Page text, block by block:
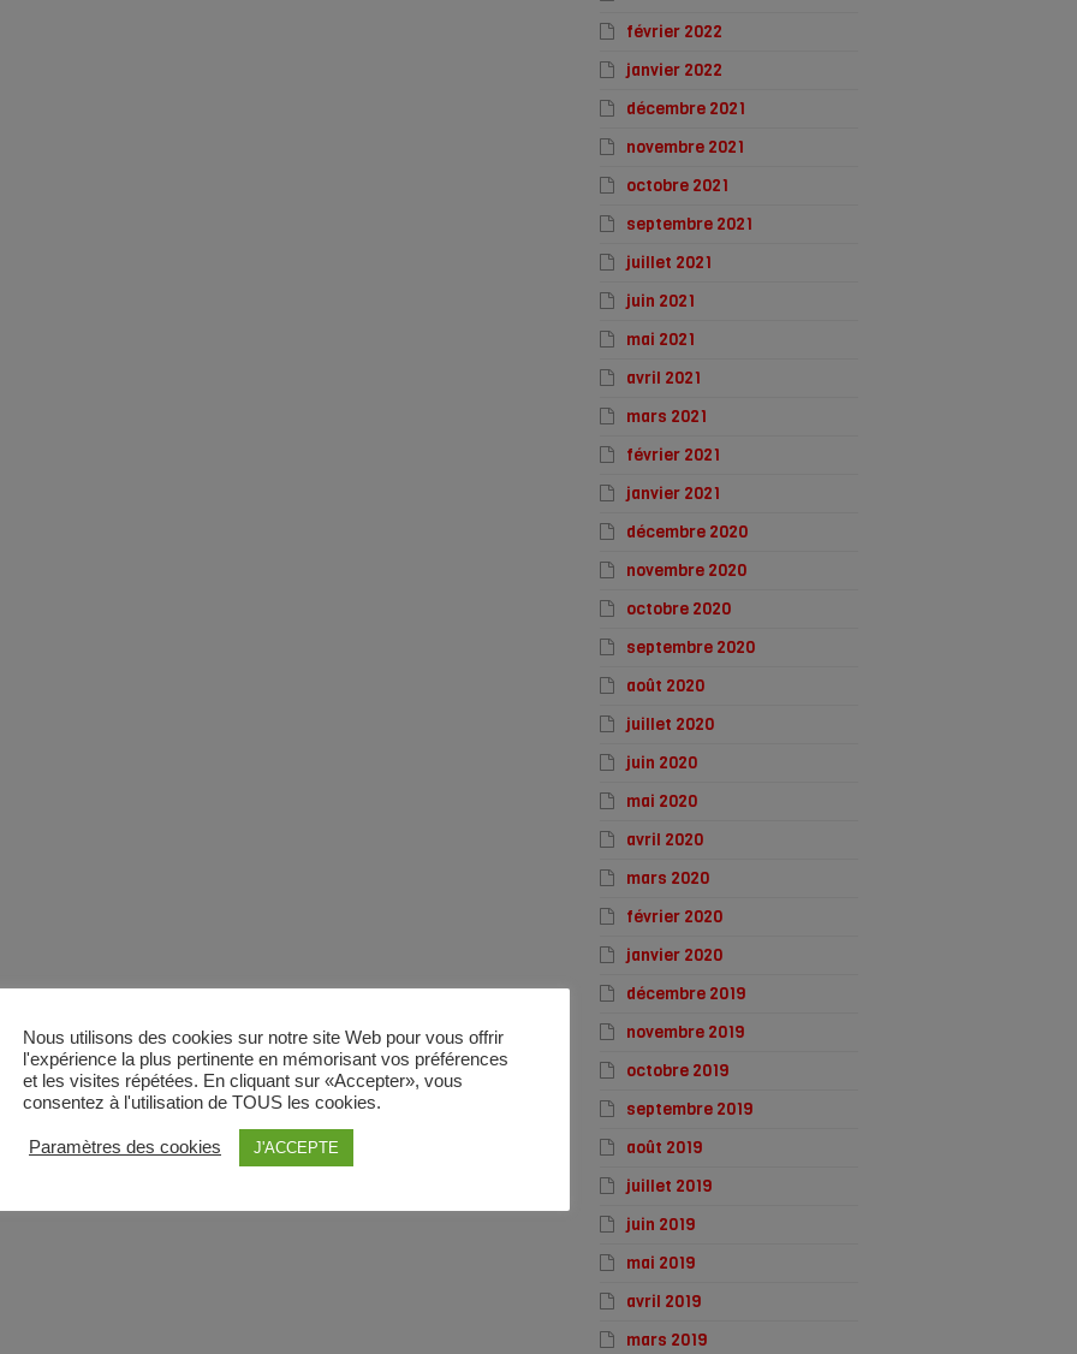
février 2022
janvier 2022
décembre 2021
novembre 2021
octobre 2021
septembre 2021
juillet 2021
juin 2021
mai 2021
avril 2021
mars 2021
février 2021
janvier 2021
décembre 2020
novembre 2020
octobre 2020
septembre 2020
août 2020
juillet 2020
juin 2020
mai 2020
avril 2020
mars 2020
février 2020
janvier 2020
décembre 2019
novembre 2019
octobre 2019
septembre 2019
août 2019
juillet 2019
juin 2019
mai 2019
avril 2019
mars 2019
Nous utilisons des cookies sur notre site Web pour vous offrir
l'expérience la plus pertinente en mémorisant vos préférences
et les visites répétées. En cliquant sur «Accepter», vous
consentez à l'utilisation de TOUS les cookies.
Paramètres des cookies J'ACCEPTE